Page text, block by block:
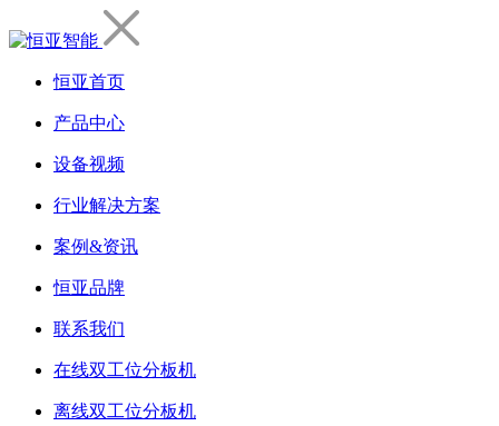
恒亚首页
产品中心
设备视频
行业解决方案
案例&资讯
恒亚品牌
联系我们
在线双工位分板机
离线双工位分板机